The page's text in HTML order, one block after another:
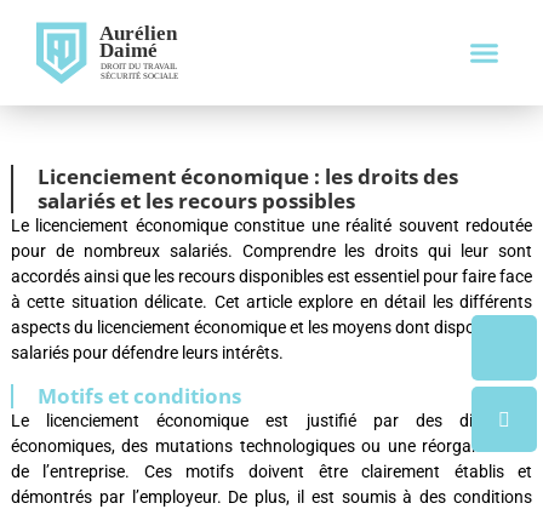
Licenciement économique : les droits des
salariés et les recours possibles
Le licenciement économique constitue une réalité souvent redoutée
pour de nombreux salariés. Comprendre les droits qui leur sont
accordés ainsi que les recours disponibles est essentiel pour faire face
à cette situation délicate. Cet article explore en détail les différents
aspects du licenciement économique et les moyens dont disposent les
salariés pour défendre leurs intérêts.
Motifs et conditions
Le licenciement économique est justifié par des difficultés
économiques, des mutations technologiques ou une réorganisation
de l’entreprise. Ces motifs doivent être clairement établis et
démontrés par l’employeur. De plus, il est soumis à des conditions